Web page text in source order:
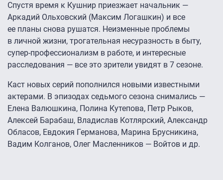
Спустя время к Кушнир приезжает начальник —
Аркадий Ольховский (Максим Логашкин) и все
ее планы снова рушатся. Неизменные проблемы
в личной жизни, трогательная несуразность в быту,
супер-профессионализм в работе, и интересные
расследования — все это зрители увидят в 7 сезоне.
Каст новых серий пополнился новыми известными
актерами. В эпизодах седьмого сезона снимались —
Елена Валюшкина, Полина Кутепова, Петр Рыков,
Алексей Барабаш, Владислав Котлярский, Александр
Обласов, Евдокия Германова, Марина Брусникина,
Вадим Колганов, Олег Масленников — Войтов и др.